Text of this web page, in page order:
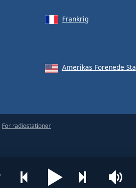
Frankrig
Amerikas Forenede Stater
For radiostationer